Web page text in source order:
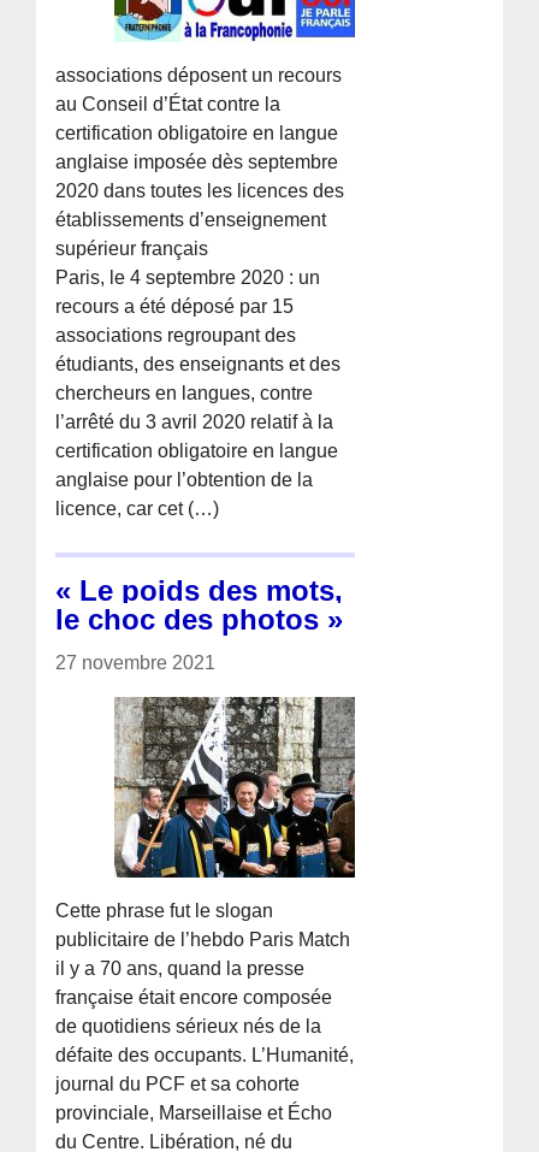
associations déposent un recours
au Conseil d’État contre la
certification obligatoire en langue
anglaise imposée dès septembre
2020 dans toutes les licences des
établissements d’enseignement
supérieur français
Paris, le 4 septembre 2020 : un
recours a été déposé par 15
associations regroupant des
étudiants, des enseignants et des
chercheurs en langues, contre
l’arrêté du 3 avril 2020 relatif à la
certification obligatoire en langue
anglaise pour l’obtention de la
licence, car cet (…)
« Le poids des mots,
le choc des photos »
27 novembre 2021
Cette phrase fut le slogan
publicitaire de l’hebdo Paris Match
il y a 70 ans, quand la presse
française était encore composée
de quotidiens sérieux nés de la
défaite des occupants. L’Humanité,
journal du PCF et sa cohorte
provinciale, Marseillaise et Écho
du Centre. Libération, né du